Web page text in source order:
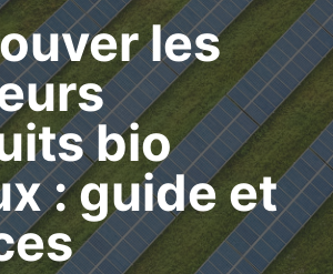
les
bio
: guide et